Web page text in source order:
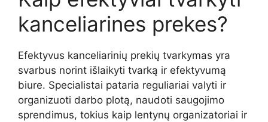
kanceliarines prekes?
Efektyvus kanceliarinių prekių tvarkymas yra
svarbus norint išlaikyti tvarką ir efektyvumą
biure. Specialistai pataria reguliariai valyti ir
organizuoti darbo plotą, naudoti saugojimo
sprendimus, tokius kaip lentynų organizatoriai ir